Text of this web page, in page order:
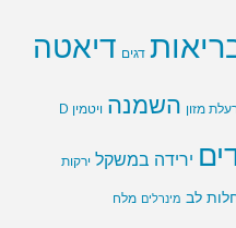
דגים דיאטה
מזון השמנה ויטמין D
ירידה במשקל ירקות
לב מינרלים מלח